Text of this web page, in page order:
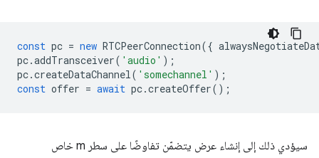
const pc = new RTCPeerConnection({
pc.addTransceiver( 'audio' );
pc.createDataChannel( 'somechannel' );
const offer = await pc.createOffer();
سيؤدي ذلك إلى إنشاء عرض يتضمّن تفاوضًا على سطر m خاص